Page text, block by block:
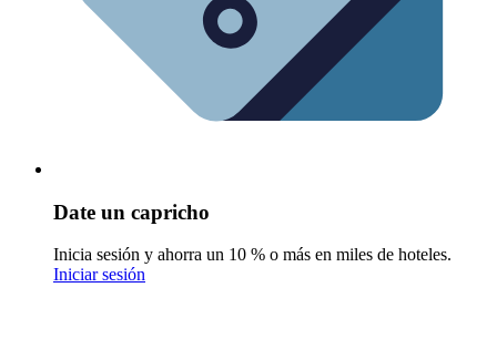
Date un capricho
Inicia sesión y ahorra un 10 % o más en miles de hoteles.
Iniciar sesión